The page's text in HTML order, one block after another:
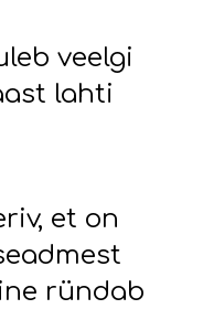
veelgi
lahti
et on
ründab